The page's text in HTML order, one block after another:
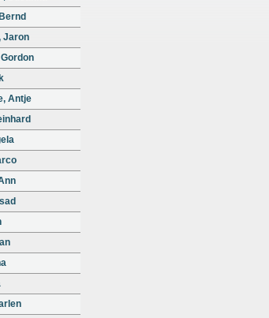
Jaron
Antje